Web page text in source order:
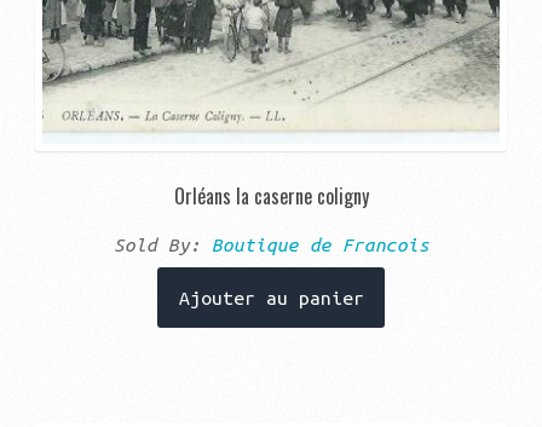
Orléans la caserne coligny
Sold By: Boutique de Francois
Ajouter au panier